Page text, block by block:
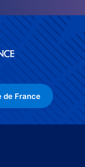
de France